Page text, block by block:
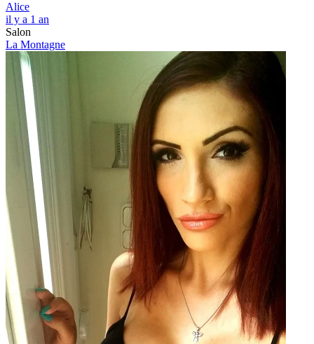
Alice
il y a 1 an
Salon
La Montagne